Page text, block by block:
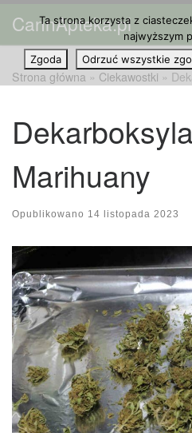
Przejdź do treści
CannApteka.pl
Strona główna » Ciekawostki »
Marihuany
Opublikowano 14 listopada 2023
Ta strona korzysta z
najwyższym
Zgoda
Odrzuć wszystkie